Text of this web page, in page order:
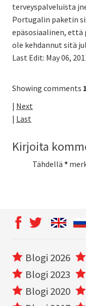
terveyspalveluista
Portugalin paketin
epäsosiaalinen, että
ole kehdannut sitä
Last Edit: May 06,
Showing comments 1
| Next
| Last
Kirjoita
Tähdellä *
Blogi 2026
Blogi 2023
Blogi 2020